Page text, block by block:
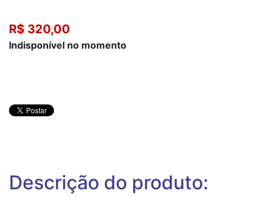
R$ 320,00
Indisponível no momento
Descrição do produto: